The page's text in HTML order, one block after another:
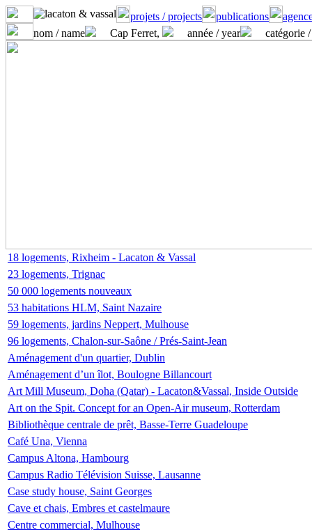
projets / projects publications
nom / name
Cap Ferret, année / year catégorie
18 logements, Rixheim - Lacaton & Vassal
23 logements, Trignac
50 000 logements nouveaux
53 habitations HLM, Saint Nazaire
59 logements, jardins Neppert, Mulhouse
96 logements, Chalon-sur-Saône / Prés-Saint-Jean
Aménagement d'un quartier, Dublin
Aménagement d’un îlot, Boulogne Billancourt
Art Mill Museum, Doha (Qatar) - Lacaton&Vassal, Inside Outside
Art on the Spit. Concept for an Open-Air museum, Rotterdam
Bibliothèque centrale de prêt, Basse-Terre Guadeloupe
Café Una, Vienna
Campus Altona, Hambourg
Campus Radio Télévision Suisse, Lausanne
Case study house, Saint Georges
Cave et chais, Embres et castelmaure
Centre commercial, Mulhouse